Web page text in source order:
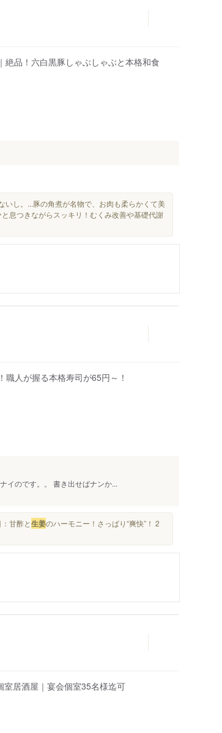
品！六白黒豚しゃぶしゃぶと本格和食
いし。...豚の角煮が名物で、お肉も柔らかくて美
息つきながらスッキリ！むくみ改善や基礎代謝
人が握る本格寿司が65円～！
イのです。。 書き出せばナンか...
甘酢と生姜のハーモニー！さっぱり“爽快”！ 2
室居酒屋｜宴会個室35名様迄可